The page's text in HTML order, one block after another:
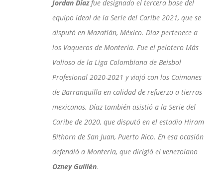
Jordan Díazfue designado el tercera base del
equipo ideal de la Serie del Caribe 2021, que se
disputó en Mazatlán, México. Díaz pertenece a
los Vaqueros de Montería. Fue el pelotero Más
Valioso de la Liga Colombiana de Beisbol
Profesional 2020-2021 y viajó con los Caimanes
de Barranquilla en calidad de refuerzo a tierras
mexicanas. Díaz también asistió a la Serie del
Caribe de 2020, que disputó en el estadio Hiram
Bithorn de San Juan, Puerto Rico. En esa ocasión
defendió a Montería, que dirigió el venezolano
Ozney Guillén.